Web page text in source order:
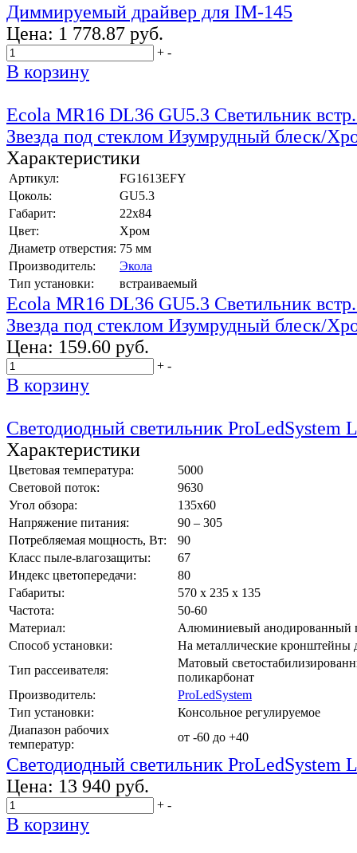
Диммируемый драйвер для IM-145
Цена: 1 778.87 руб.
+ -
В корзину
Ecola MR16 DL36 GU5.3 Светильник
Звезда под стеклом Изумрудный блеск/
Характеристики
Артикул:
FG1613EFY
Цоколь:
GU5.3
Габарит:
22х84
Цвет:
Хром
Диаметр отверстия: 75 мм
Производитель:
Экола
Тип установки:
встраиваемый
Ecola MR16 DL36 GU5.3 Светильник
Звезда под стеклом Изумрудный блеск/
Цена: 159.60 руб.
+ -
В корзину
Светодиодный светильник ProLedSystem
Характеристики
Цветовая температура:
5000
Световой поток:
9630
Угол обзора:
135х60
Напряжение питания:
90 – 305
Потребляемая мощность, Вт:
90
Класс пыле-влагозащиты:
67
Индекс цветопередачи:
80
Габариты:
570 х 235 х 135
Частота:
50-60
Материал:
Алюминиевый анодированный
Способ установки:
На металлические кронштейны
Тип рассеивателя:
Матовый
поликарбонат
Производитель:
ProLedSystem
Тип установки:
Консольное регулируемое
Диапазон рабочих
температур:
от -60 до +40
Светодиодный светильник ProLedSystem
Цена: 13 940 руб.
+ -
В корзину